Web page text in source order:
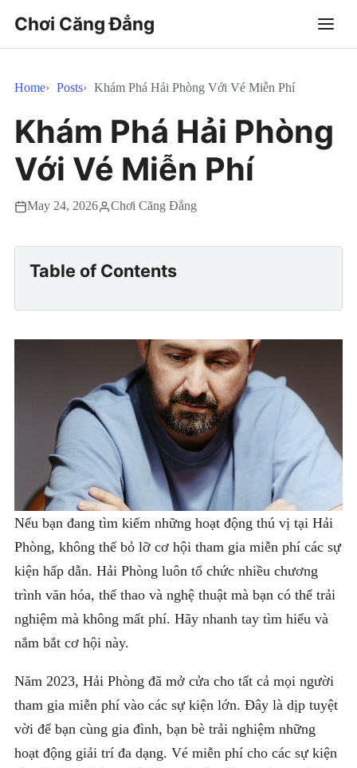
Chơi Căng Đẳng
Home Posts Khám Phá Hải Phòng Với Vé Miễn Phí
Khám Phá Hải Phòng
Với Vé Miễn Phí
May 24, 2026 Chơi Căng Đẳng
Table of Contents
Nếu bạn đang tìm kiếm những hoạt động thú vị tại Hải
Phòng, không thể bỏ lỡ cơ hội tham gia miễn phí các sự
kiện hấp dẫn. Hải Phòng luôn tổ chức nhiều chương
trình văn hóa, thể thao và nghệ thuật mà bạn có thể trải
nghiệm mà không mất phí. Hãy nhanh tay tìm hiểu và
nắm bắt cơ hội này.
Năm 2023, Hải Phòng đã mở cửa cho tất cả mọi người
tham gia miễn phí vào các sự kiện lớn. Đây là dịp tuyệt
vời để bạn cùng gia đình, bạn bè trải nghiệm những
hoạt động giải trí đa dạng. Vé miễn phí cho các sự kiện